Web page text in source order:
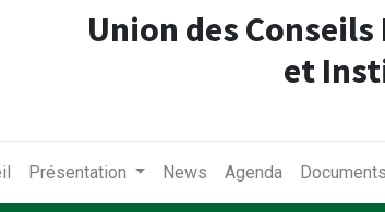
Union des
et
Présentation News Agenda Documents